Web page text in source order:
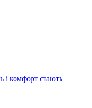
і комфорт стають